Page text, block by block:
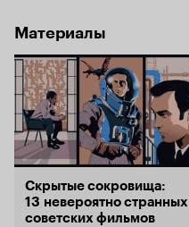
интересным сценарием. Считаю, что
посмотреть. 10 из 10
Материалы
Скрытые сокровища:
13 невероятно странных
советских фильмов